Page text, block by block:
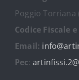
Poggio Torriana
Codice Fiscale
Email:
Pec: